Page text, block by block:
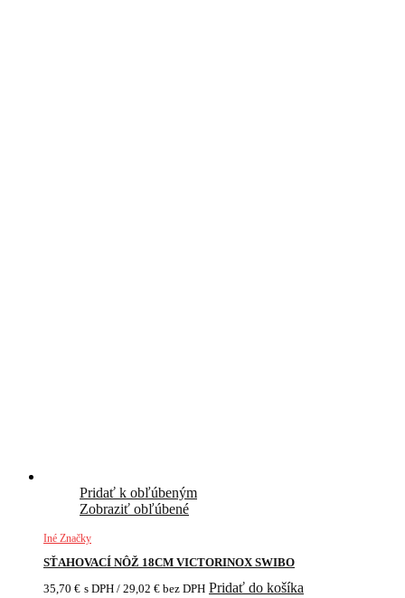
Pridať k obľúbeným
Zobraziť obľúbené
Iné Značky
SŤAHOVACÍ NÔŽ 18CM VICTORINOX SWIBO
35,70 € s DPH / 29,02 € bez DPH Pridať do košíka